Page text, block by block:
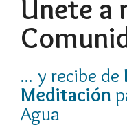
Únete a
... y recibe de
Meditación
Agua